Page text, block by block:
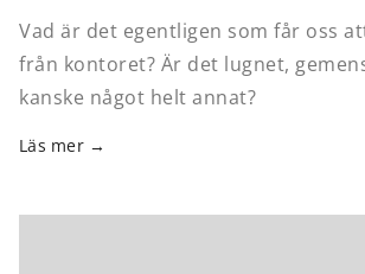
Vad är det egentligen som får oss
från kontoret? Är det lugnet,
kanske något helt annat?
Läs mer